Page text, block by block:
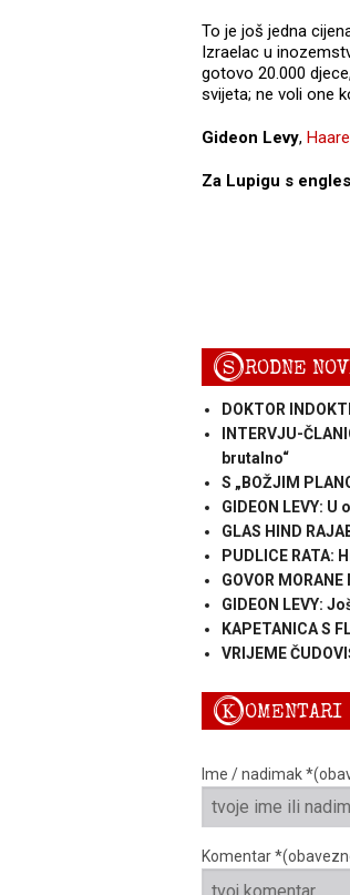
To je još jedna
Izraelac u
gotovo 20.000
svijeta; ne voli one
Gideon Levy,
Za Lupigu s
SRODNE
DOKTOR
INTERVJU-
brutalno“
S „BOŽJIM
GIDEON LEVY:
GLAS HIND
PUDLICE
GOVOR
GIDEON LEVY:
KAPETANICA S
VRIJEME
KOMENTARI
Ime / nadimak
Komentar